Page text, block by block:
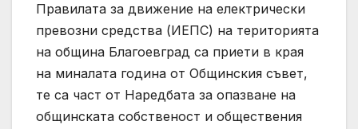
Правилата за движение на електрически
превозни средства (ИЕПС) на територията
на община Благоевград са приети в края
на миналата година от Общинския съвет,
те са част от Наредбата за опазване на
общинската собственост и обществения